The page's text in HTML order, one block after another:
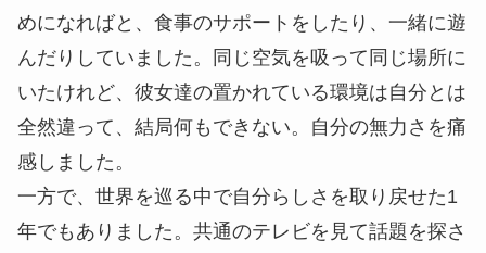
めになればと、食事のサポートをしたり、一緒に遊
んだりしていました。同じ空気を吸って同じ場所に
いたけれど、彼女達の置かれている環境は自分とは
全然違って、結局何もできない。自分の無力さを痛
感しました。
一方で、世界を巡る中で自分らしさを取り戻せた1
年でもありました。共通のテレビを見て話題を探さ